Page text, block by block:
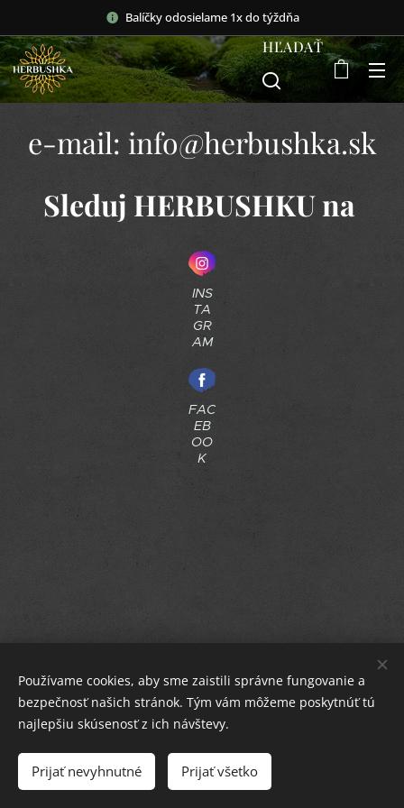
Balíčky odosielame 1x do týždňa
HĽADAŤ
e-mail: info@herbushka.sk
Sleduj HERBUSHKU na
INS
TA
GR
AM
FAC
EB
OO
K
HERBUSHKA
Cookies
Používame cookies, aby sme zaistili správne fungovanie a
bezpečnosť našich stránok. Tým vám môžeme poskytnúť tú
najlepšiu skúsenosť z ich návštevy.
Prijať nevyhnutné Prijať všetko